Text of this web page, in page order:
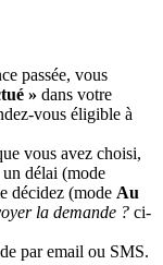
passée, vous
» dans votre
vous éligible à
vous avez choisi,
un délai (mode
décidez (mode Au
la demande ? ci-
par email ou SMS.